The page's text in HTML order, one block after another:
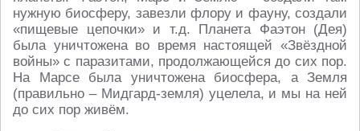
нужную биосферу, завезли флору и фауну, создали
«пищевые цепочки» и т.д. Планета Фаэтон (Дея)
была уничтожена во время настоящей «Звёздной
войны» с паразитами, продолжающейся до сих пор.
На Марсе была уничтожена биосфера, а Земля
(правильно – Мидгард-земля) уцелела, и мы на ней
до сих пор живём.